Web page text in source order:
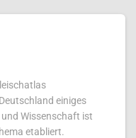
einiges
Wissenschaft ist
etabliert.